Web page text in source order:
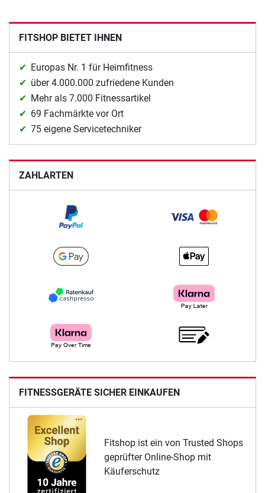
FITSHOP BIETET IHNEN
Europas Nr. 1 für Heimfitness
über 4.000.000 zufriedene Kunden
Mehr als 7.000 Fitnessartikel
69 Fachmärkte vor Ort
75 eigene Servicetechniker
ZAHLARTEN
FITNESSGERÄTE SICHER EINKAUFEN
Fitshop ist ein von Trusted Shops
geprüfter Online-Shop mit
Käuferschutz